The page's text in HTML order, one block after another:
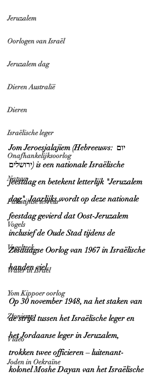
Jeruzalem
Oorlogen van Israël
Jeruzalem dag
Dieren Australië
Dieren
Israëlische leger
Onafhankelijksoorlog
Natuur
Palestijnse terreur
Vogels
Vogeltrek
Water in Israël
Yom Kippoer oorlog
Zionisme
Video
Joden in Oekraïne
Jom Jeroesjalajiem (Hebreeuws: יום
ירושלים) is een nationale Israëlische
feestdag en betekent letterlijk "Jeruzalem
dag". Jaarlijks wordt op deze nationale
feestdag gevierd dat Oost-Jeruzalem
inclusief de Oude Stad tijdens de
Zesdaagse Oorlog van 1967 in Israëlische
handen viel.
Op 30 november 1948, na het staken van
de strijd tussen het Israëlische leger en
het Jordaanse leger in Jeruzalem,
trokken twee officieren – luitenant-
kolonel Moshe Dayan van het Israëlische